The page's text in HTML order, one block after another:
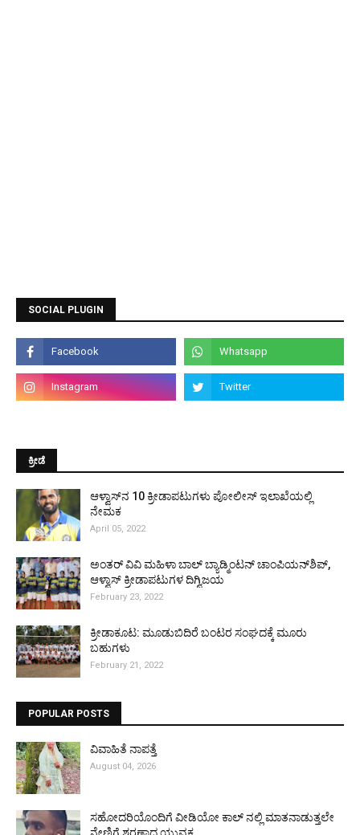
SOCIAL PLUGIN
ಕ್ರೀಡೆ
ಆಳ್ವಾಸ್‌ನ 10 ಕ್ರೀಡಾಪಟುಗಳು ಪೋಲೀಸ್ ಇಲಾಖೆಯಲ್ಲಿ
ನೇಮಕ
April 05, 2022
ಅಂತರ್ ವಿವಿ ಮಹಿಳಾ ಬಾಲ್ ಬ್ಯಾಡ್ಮಿಂಟನ್ ಚಾಂಪಿಯನ್‌ಶಿಪ್,
ಆಳ್ವಾಸ್ ಕ್ರೀಡಾಪಟುಗಳ ದಿಗ್ವಿಜಯ
February 23, 2022
ಕ್ರೀಡಾಕೂಟ: ಮೂಡುಬಿದಿರೆ ಬಂಟರ ಸಂಘದಕ್ಕೆ ಮೂರು
ಬಹುಗಳು
February 21, 2022
POPULAR POSTS
ವಿವಾಹಿತೆ ನಾಪತ್ತೆ
August 04, 2026
ಸಹೋದರಿಯೊಂದಿಗೆ ವೀಡಿಯೋ ಕಾಲ್ ನಲ್ಲಿ ಮಾತನಾಡುತ್ತಲೇ